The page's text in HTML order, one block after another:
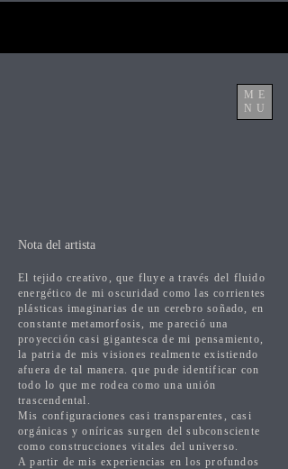
ME
NU
Nota del artista
El tejido creativo, que fluye a través del fluido
energético de mi oscuridad como las corrientes
plásticas imaginarias de un cerebro soñado, en
constante metamorfosis, me pareció una
proyección casi gigantesca de mi pensamiento,
la patria de mis visiones realmente existiendo
afuera de tal manera. que pude identificar con
todo lo que me rodea como una unión
trascendental.
Mis configuraciones casi transparentes, casi
orgánicas y oníricas surgen del subconsciente
como construcciones vitales del universo.
A partir de mis experiencias en los profundos